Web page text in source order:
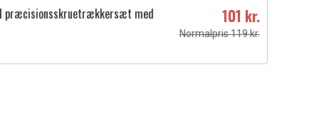
1 præcisionsskruetrækkersæt med
101 kr.
Normalpris 119 kr.